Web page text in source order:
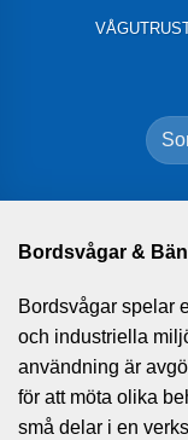
Bordsvågar &
Bordsvågar spelar
och industriella
användning är
för att möta olika
små delar i en